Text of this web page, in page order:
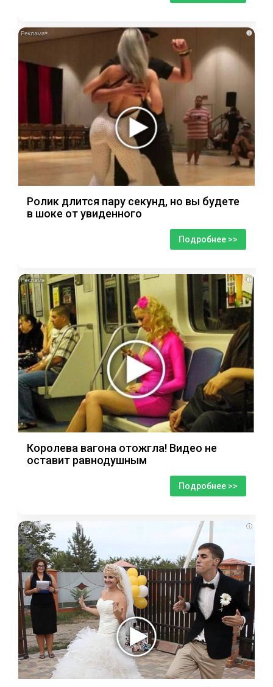
i
Ролик длится пару секунд, но вы будете
в шоке от увиденного
Подробнее >>
i
Королева вагона отожгла! Видео не
оставит равнодушным
Подробнее >>
i